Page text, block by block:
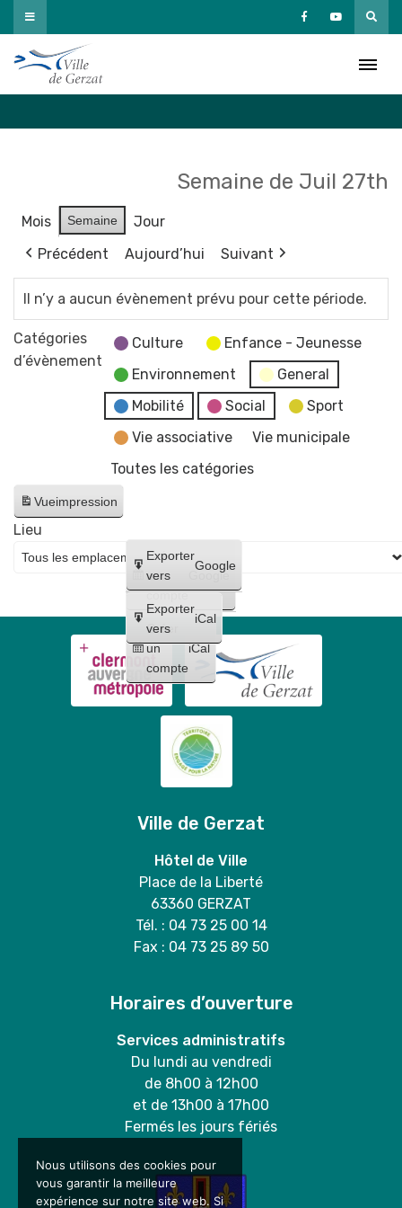
Passer
au
contenu
Semaine de Juil 27th
Mois Semaine
Jour
Précédent
Aujourd’hui Suivant
Il n’y a aucun évènement prévu pour cette période.
Catégories
d’évènement
Culture
Enfance - Jeunesse
Environnement
General
Mobilité
Social
Sport
Vie associative
Vie municipale
Toutes les catégories
Vueimpression
Créer
un
compte
Google
Créer
un
compte
iCal
Exporter
vers
Google
Exporter
vers
iCal
Lieu
Ville de Gerzat
Hôtel de Ville
Place de la Liberté
63360 GERZAT
Tél. : 04 73 25 00 14
Fax : 04 73 25 89 50
Horaires d’ouverture
Services administratifs
Du lundi au vendredi
de 8h00 à 12h00
et de 13h00 à 17h00
Fermés les jours fériés
Nous utilisons des cookies pour
vous garantir la meilleure
expérience sur notre site web. Si